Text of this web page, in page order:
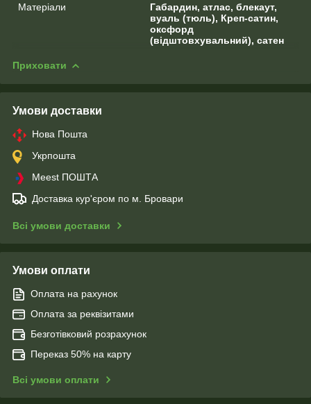
Матеріали
Габардин, атлас, блекаут,
вуаль (тюль), Креп-сатин,
оксфорд
(відштовхувальний), сатен
Приховати
Умови доставки
Нова Пошта
Укрпошта
Meest ПОШТА
Доставка кур'єром по м. Бровари
Всі умови доставки
Умови оплати
Оплата на рахунок
Оплата за реквізитами
Безготівковий розрахунок
Переказ 50% на карту
Всі умови оплати